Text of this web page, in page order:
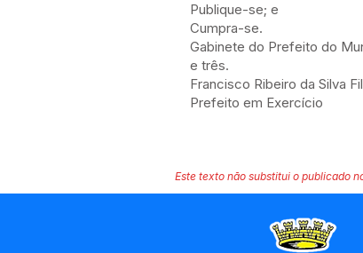
Publique-se; e
Cumpra-se.
Gabinete do Prefeito do
e três.
Francisco Ribeiro da Silva
Prefeito em Exercício
Este texto não substitui o publicado